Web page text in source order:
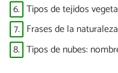
6. Tipos de tejidos
7. Frases de la naturaleza
8. Tipos de nubes: